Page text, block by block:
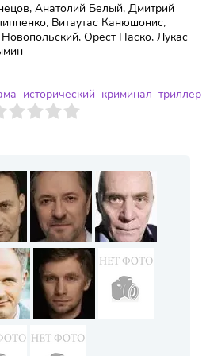
Анатолий Белый, Дмитрий
Витаутас Канюшонис,
Орест Паско, Лукас
исторический криминал триллер